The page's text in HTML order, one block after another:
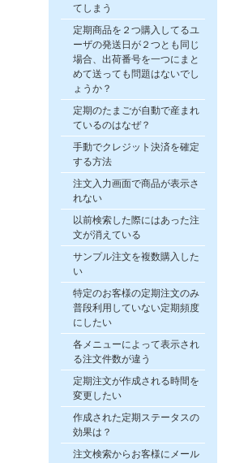
てしまう
定期商品を２つ購入してるユ
ーザの発送日が２つとも同じ
場合、出荷番号を一つにまと
めて送っても問題はないでし
ょうか？
定期のたまごが自動で産まれ
ているのはなぜ？
手動でクレジット決済を確定
する方法
注文入力画面で商品が表示さ
れない
以前検索した際にはあった注
文が消えている
サンプル注文を複数購入した
い
特定のお客様の定期注文のみ
普段利用していない定期頻度
にしたい
各メニューによって表示され
る注文件数が違う
定期注文が作成される時間を
変更したい
作成された定期ステータスの
効果は？
注文検索からお客様にメール